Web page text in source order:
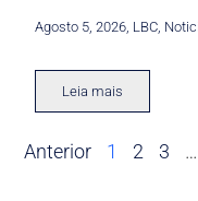
Agosto 5, 2026 LBC
Leia mais
Anterior 1 2 3 …